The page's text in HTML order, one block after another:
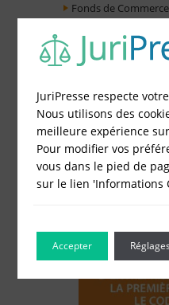
Fonds de Commerce
JuriPresse respecte
Nous utilisons des
meilleure expérience
Pour modifier vos
vous dans le pied de
sur le lien 'Informations
Accepter Réglages